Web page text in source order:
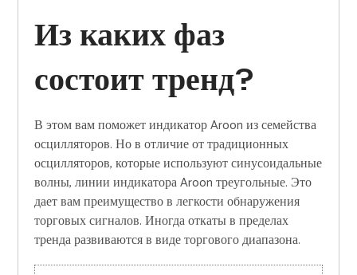
Из каких фаз
состоит тренд?
В этом вам поможет индикатор Aroon из семейства
осцилляторов. Но в отличие от традиционных
осцилляторов, которые используют синусоидальные
волны, линии индикатора Aroon треугольные. Это
дает вам преимущество в легкости обнаружения
торговых сигналов. Иногда откаты в пределах
тренда развиваются в виде торгового диапазона.